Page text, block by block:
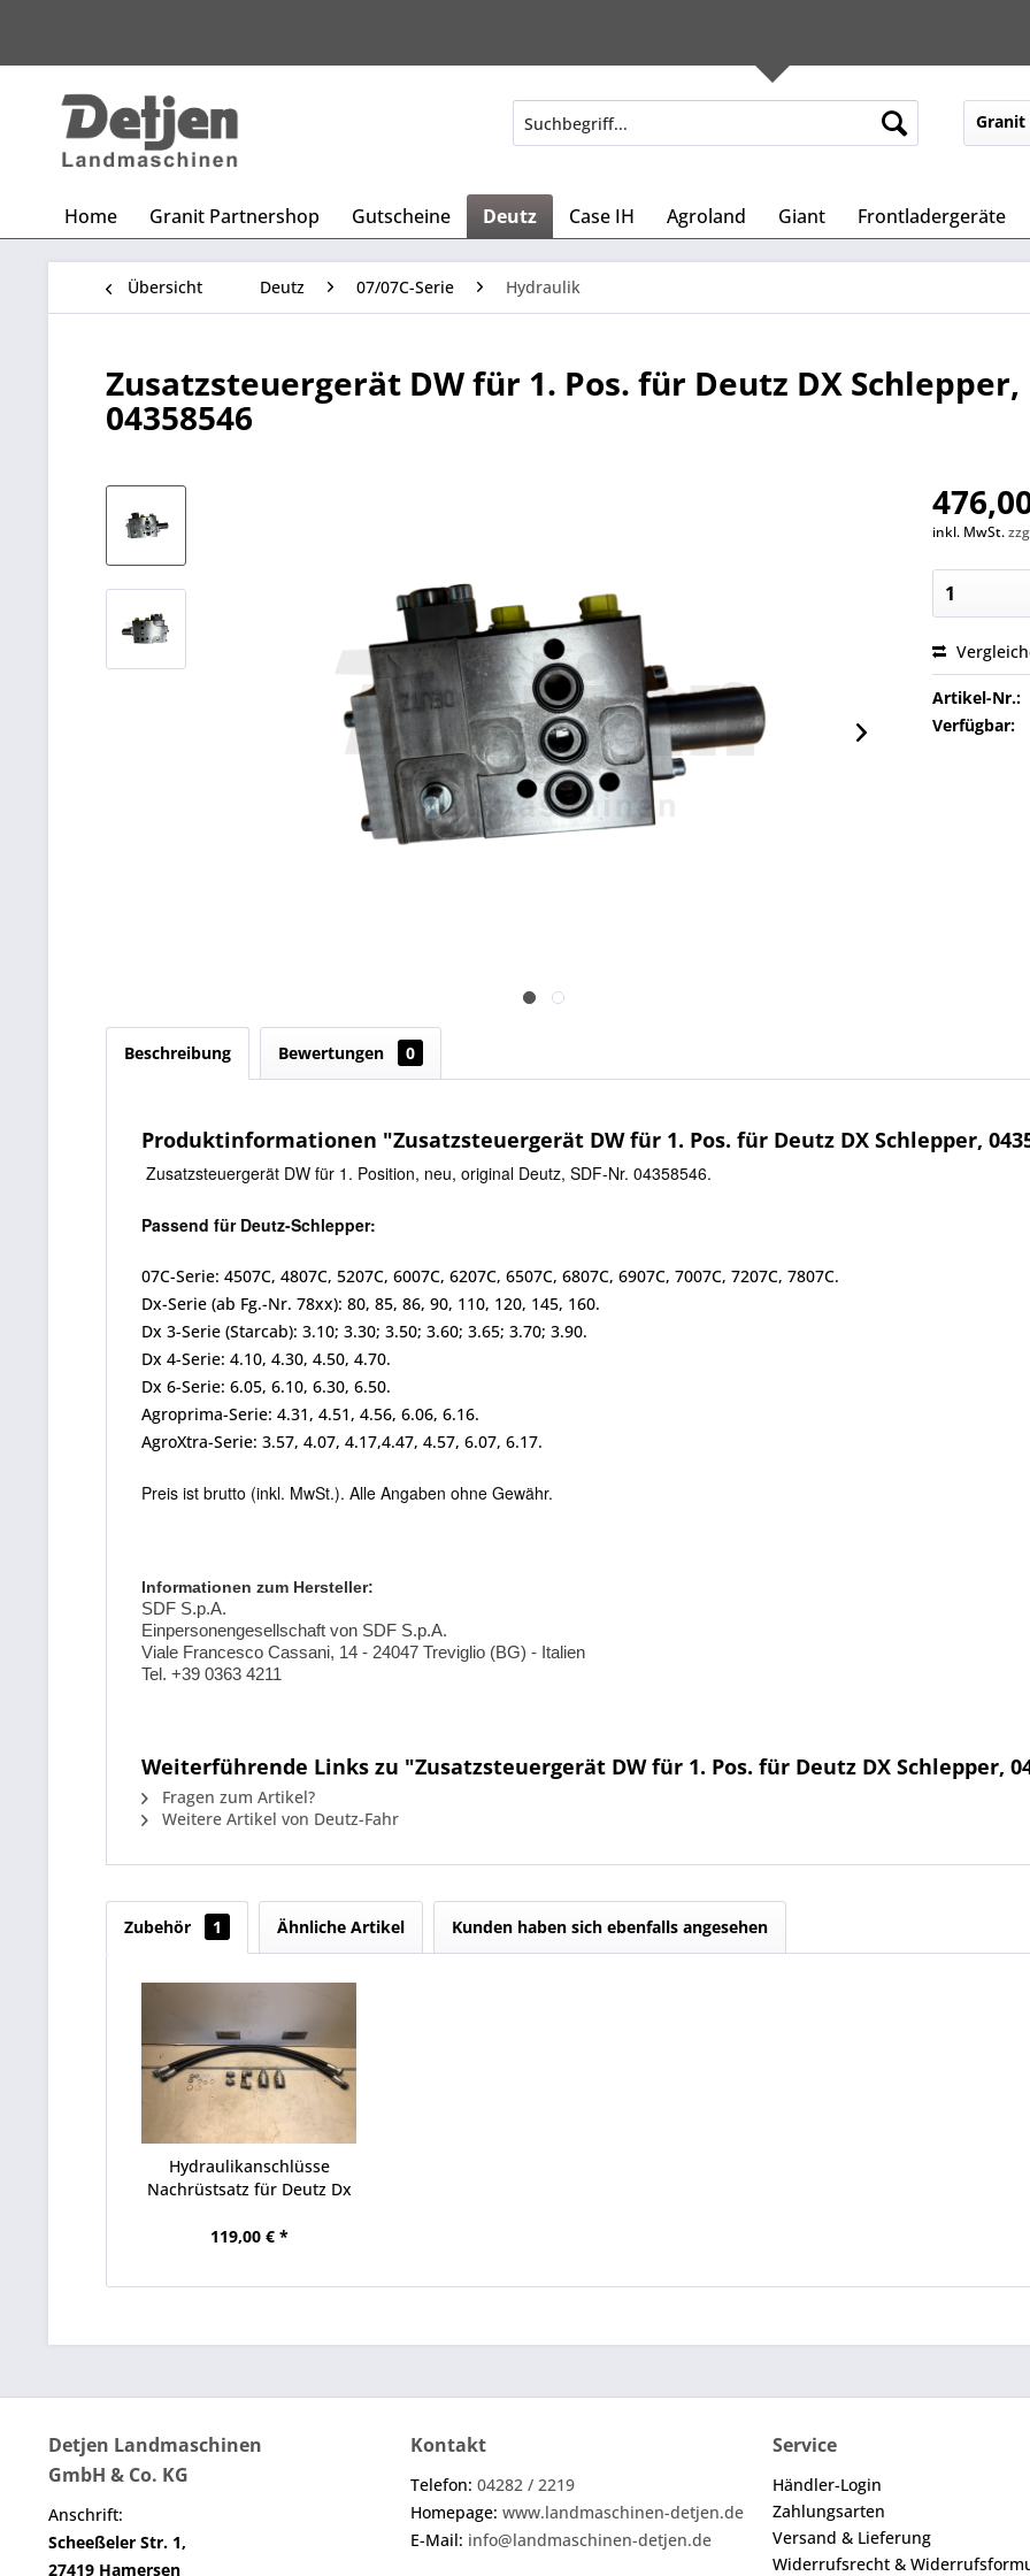
Granit
Home Granit Partnershop Gutscheine Deutz Case IH Agroland Giant Frontladergeräte
Übersicht Deutz 07/07C-Serie Hydraulik
Zusatzsteuergerät DW für 1. Pos. für Deutz DX Schlepper,
04358546
inkl. MwSt.
Artikel-Nr.:
Verfügbar:
Beschreibung Bewertungen 0
Produktinformationen "Zusatzsteuergerät DW für 1. Pos. für Deutz DX Schlepper,
Zusatzsteuergerät DW für 1. Position, neu, original Deutz, SDF-Nr. 04358546.
Passend für Deutz-Schlepper:
07C-Serie: 4507C, 4807C, 5207C, 6007C, 6207C, 6507C, 6807C, 6907C, 7007C, 7207C, 7807C.
Dx-Serie (ab Fg.-Nr. 78xx): 80, 85, 86, 90, 110, 120, 145, 160.
Dx 3-Serie (Starcab): 3.10; 3.30; 3.50; 3.60; 3.65; 3.70; 3.90.
Dx 4-Serie: 4.10, 4.30, 4.50, 4.70.
Dx 6-Serie: 6.05, 6.10, 6.30, 6.50.
Agroprima-Serie: 4.31, 4.51, 4.56, 6.06, 6.16.
AgroXtra-Serie: 3.57, 4.07, 4.17,4.47, 4.57, 6.07, 6.17.
Preis ist brutto (inkl. MwSt.). Alle Angaben ohne Gewähr.
Informationen zum Hersteller:
SDF S.p.A.
Einpersonengesellschaft von SDF S.p.A.
Viale Francesco Cassani, 14 - 24047 Treviglio (BG) - Italien
Tel. +39 0363 4211
Weiterführende Links zu "Zusatzsteuergerät DW für 1. Pos. für Deutz DX Schlepper,
Fragen zum Artikel?
Weitere Artikel von Deutz-Fahr
Zubehör 1 Ähnliche Artikel Kunden haben sich ebenfalls angesehen
Hydraulikanschlüsse
Nachrüstsatz für Deutz Dx
119,00 € *
Detjen Landmaschinen
GmbH & Co. KG
Anschrift:
Scheeßeler Str. 1,
27419 Hamersen
Kontakt
Telefon: 04282 / 2219
Homepage: www.landmaschinen-detjen.de
E-Mail: info@landmaschinen-detjen.de
Service
Händler-Login
Zahlungsarten
Versand & Lieferung
Widerrufsrecht &